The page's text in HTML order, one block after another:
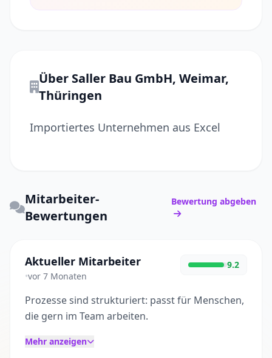
Über Saller Bau GmbH, Weimar,
Thüringen
Importiertes Unternehmen aus Excel
Mitarbeiter-
Bewertungen
Bewertung abgeben
Aktueller Mitarbeiter
•vor 7 Monaten
9.2
Prozesse sind strukturiert: passt für Menschen,
die gern im Team arbeiten.
Mehr anzeigen